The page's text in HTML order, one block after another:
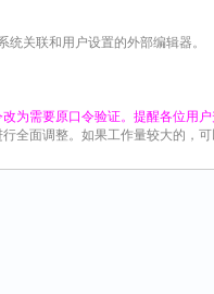
关联和用户设置的外部编辑器。
为需要原口令验证。提醒各位用
全面调整。如果工作量较大的，可